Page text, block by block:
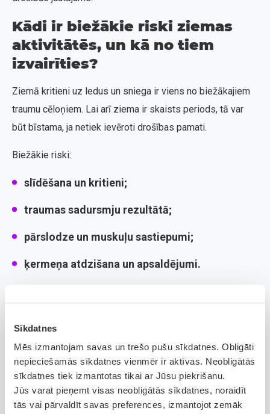
Sīkdatnes
Mēs izmantojam savas un trešo pušu sīkdatnes. Obligāti
nepieciešamās sīkdatnes vienmēr ir aktīvas. Neobligātās
sīkdatnes tiek izmantotas tikai ar Jūsu piekrišanu.
Jūs varat pieņemt visas neobligātās sīkdatnes, noraidīt
tās vai pārvaldīt savas preferences, izmantojot zemāk
Kādi ir biežākie riski ziemas
aktivitātēs, un kā no tiem
izvairīties?
Ziemā kritieni uz ledus un sniega ir viens no biežākajiem
traumu cēloņiem. Lai arī ziema ir skaists periods, tā var
būt bīstama, ja netiek ievēroti drošības pamati.
Biežākie riski:
slīdēšana un kritieni;
traumas sadursmju rezultātā;
pārslodze un muskuļu sastiepumi;
ķermeņa atdzišana un apsaldējumi.
regulāri pārbaudīt aprīkojumu;
izvēlēties vietas, kur nav pārāk daudz cilvēku;
ievērot trases noteikumus un būt uzmanīgam